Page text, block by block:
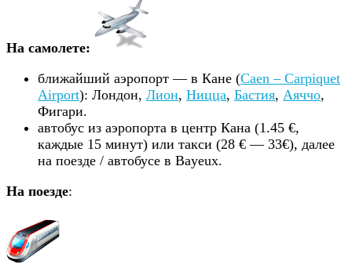
На самолете:
ближайший аэропорт — в Кане (Caen – Carpiquet
Airport): Лондон, Лион, Ницца, Бастия, Аяччо,
Фигари.
автобус из аэропорта в центр Кана (1.45 €,
каждые 15 минут) или такси (28 € — 33€), далее
на поезде / автобусе в Bayeux.
На поезде: